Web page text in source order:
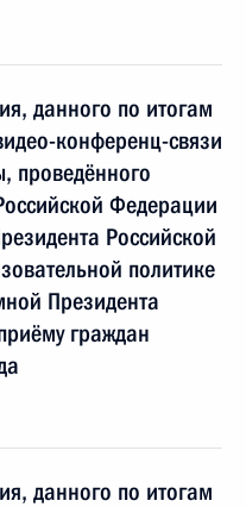
данного по итогам
конференц-связи
проведённого
Федерации
Российской
политике
Президента
граждан
данного по итогам